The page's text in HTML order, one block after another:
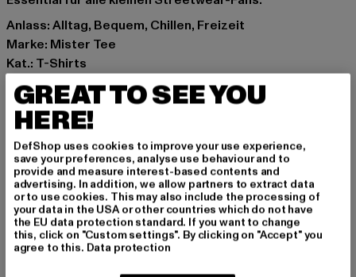
Anlass: Alltag, Bequem, Chillen, Freizeit
Marke: Mister Tee
Kat.: T-Shirts
Farbe: schwarz
Hersteller Farbe: black
Materialzusammensetzung: 100% Baumwolle
Art.Nr: MTK368-00007
Hersteller: TB International GmbH |info@tbint.de
Dr.-Robert-Murjahn-Straße 7 | 64372 Ober-Ramstadt |
DE
GRÖSSE & PASSFORM
GREAT TO SEE YOU
HERE!
DefShop uses cookies to improve your use experience,
save your preferences, analyse use behaviour and to
provide and measure interest-based contents and
advertising. In addition, we allow partners to extract data
or to use cookies. This may also include the processing of
your data in the USA or other countries which do not have
the EU data protection standard. If you want to change
this, click on "Custom settings". By clicking on "Accept" you
agree to this. Data protection